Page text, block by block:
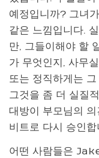
예정입니까? 그녀
같은 느낌입니다.
만, 그들이해야 할
가 무엇인지, 사무
또는 정직하게는
그것을 좀 더 실질
대방이 부모님의
비트로 다시 승인합
어떤 사람들은